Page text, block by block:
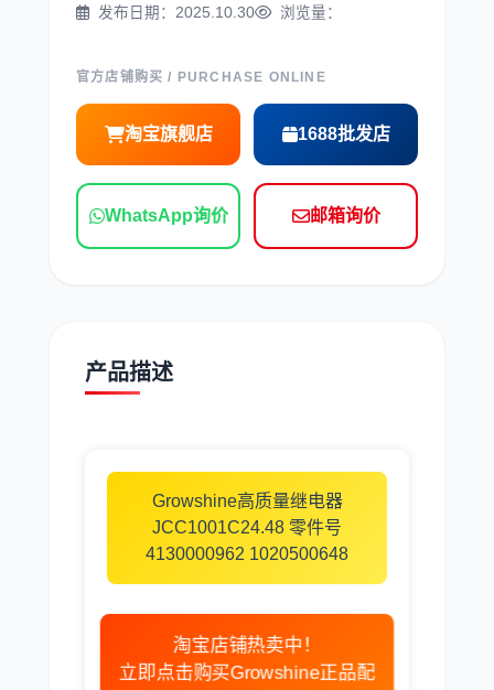
发布日期：2025.10.30 浏览量：
官方店铺购买 / PURCHASE ONLINE
淘宝旗舰店 1688批发店
WhatsApp询价 邮箱询价
产品描述
Growshine高质量继电器
JCC1001C24.48 零件号
4130000962 1020500648
淘宝店铺热卖中！
立即点击购买Growshine正品配